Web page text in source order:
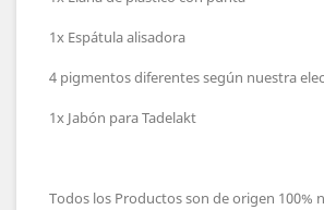
1x Espátula alisadora
4 pigmentos diferentes según nuestra
1x Jabón para Tadelakt
Todos los Productos son de origen 100%